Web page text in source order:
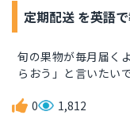
定期配送 を英語
旬の果物が毎月届く
らおう」と言いたいで
0 1,812